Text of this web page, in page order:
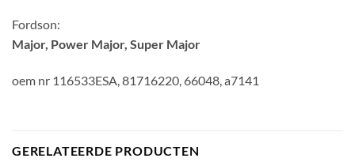
Fordson:
Major, Power Major, Super Major
oem nr 116533ESA, 81716220, 66048, a7141
GERELATEERDE PRODUCTEN